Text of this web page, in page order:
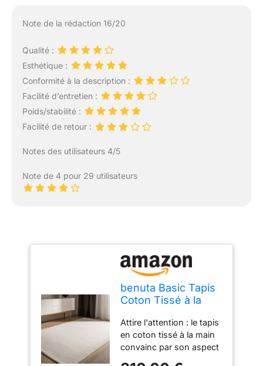
Note de la rédaction 16/20
Qualité :
Esthétique :
Conformité à la description :
Facilité d’entretien :
Poids/stabilité :
Facilité de retour :
Notes des utilisateurs 4/5
Note de 4 pour 29 utilisateurs
benuta Basic Tapis
Coton Tissé à la
300x400 cm -
100% Naturel -
Style: Laine, Uni,
Minimaliste -
Attire l'attention : le tapis
en coton tissé à la main
convainc par son aspect